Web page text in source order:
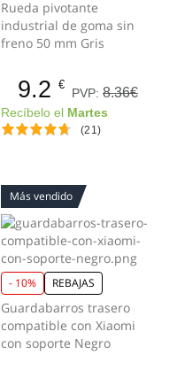
Rueda pivotante
industrial de goma sin
freno 50 mm Gris
9.2 €
PVP: 8.36€
Recíbelo el Martes
(21)
Más vendido
- 10% REBAJAS
Guardabarros trasero
compatible con Xiaomi
con soporte Negro